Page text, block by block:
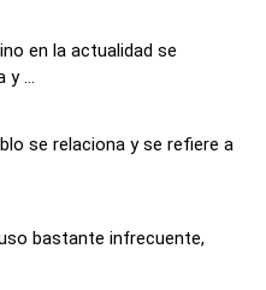
en la actualidad se
y ...
se relaciona y se refiere a
bastante infrecuente,